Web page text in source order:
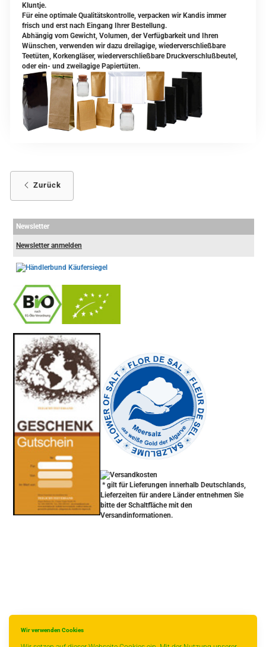
Wir verwenden Cookies
Kluntje.
Für eine optimale Qualitätskontrolle, verpacken wir Kandis immer
frisch und erst nach Eingang Ihrer Bestellung.
Abhängig vom Gewicht, Volumen, der Verfügbarkeit und Ihren
Wünschen, verwenden wir dazu dreilagige, wiederverschließbare
Teetüten, Korkengläser, wiederverschließbare Druckverschlußbeutel,
oder ein- und zweilagige Papiertüten.
Zurück
Newsletter
Newsletter anmelden
* gilt für Lieferungen innerhalb Deutschlands,
Lieferzeiten für andere Länder entnehmen Sie
bitte der Schaltfläche mit den
Versandinformationen.